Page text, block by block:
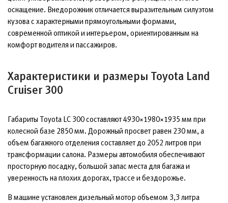
оснащение. Внедорожник отличается выразительным силуэтом
кузова с характерными прямоугольными формами,
современной оптикой и интерьером, ориентированным на
комфорт водителя и пассажиров.
Характеристики и размеры Toyota Land
Cruiser 300
Габариты Toyota LC 300 составляют 4930×1980×1935 мм при
колесной базе 2850 мм. Дорожный просвет равен 230 мм, а
объем багажного отделения составляет до 2052 литров при
трансформации салона. Размеры автомобиля обеспечивают
просторную посадку, большой запас места для багажа и
уверенность на плохих дорогах, трассе и бездорожье.
В машине установлен дизельный мотор объемом 3,3 литра